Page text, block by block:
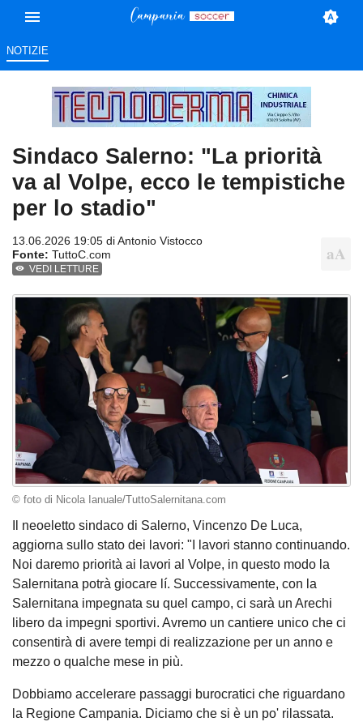
NOTIZIE
Sindaco Salerno: "La priorità
va al Volpe, ecco le tempistiche
per lo stadio"
13.06.2026 19:05 diAntonio Vistocco
Fonte: TuttoC.com
VEDI LETTURE
© foto di Nicola Ianuale/TuttoSalernitana.com
Il neoeletto sindaco di Salerno, Vincenzo De Luca,
aggiorna sullo stato dei lavori: "I lavori stanno continuando.
Noi daremo priorità ai lavori al Volpe, in questo modo la
Salernitana potrà giocare lí. Successivamente, con la
Salernitana impegnata su quel campo, ci sarà un Arechi
libero da impegni sportivi. Avremo un cantiere unico che ci
consentirà di avere tempi di realizzazione per un anno e
mezzo o qualche mese in più.
Dobbiamo accelerare passaggi burocratici che riguardano
la Regione Campania. Diciamo che si è un po' rilassata.